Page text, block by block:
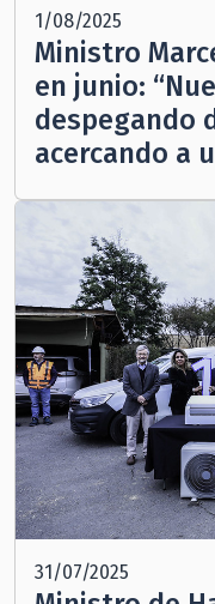
1/08/2025
Ministro
en junio:
despegando
acercando a
31/07/2025